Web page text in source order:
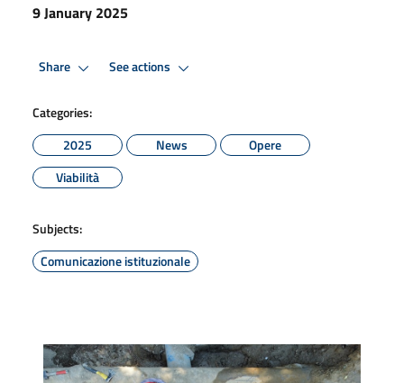
9 January 2025
Share See actions
Categories:
2025
News
Opere
Viabilità
Subjects:
Comunicazione istituzionale